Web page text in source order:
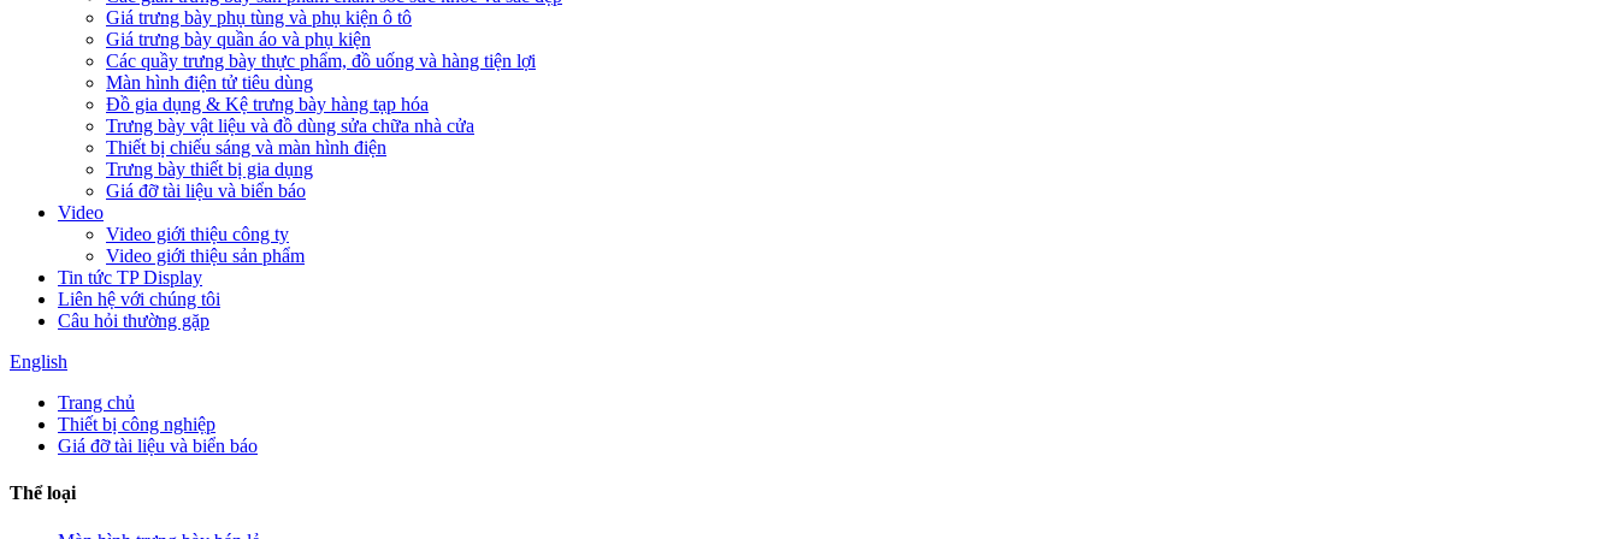
Giá trưng bày phụ tùng và phụ kiện ô tô
Giá trưng bày quần áo và phụ kiện
Các quầy trưng bày thực phẩm, đồ uống và hàng tiện lợi
Màn hình điện tử tiêu dùng
Đồ gia dụng & Kệ trưng bày hàng tạp hóa
Trưng bày vật liệu và đồ dùng sửa chữa nhà cửa
Thiết bị chiếu sáng và màn hình điện
Trưng bày thiết bị gia dụng
Giá đỡ tài liệu và biển báo
Video
Video giới thiệu công ty
Video giới thiệu sản phẩm
Tin tức TP Display
Liên hệ với chúng tôi
Câu hỏi thường gặp
English
Trang chủ
Thiết bị công nghiệp
Giá đỡ tài liệu và biển báo
Thể loại